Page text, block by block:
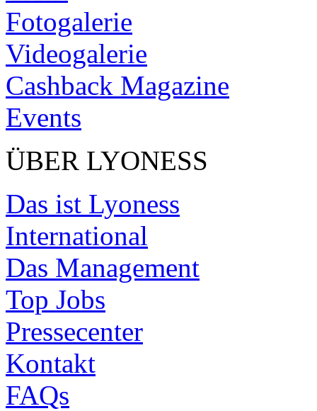
Fotogalerie
Videogalerie
Cashback Magazine
Events
ÜBER LYONESS
Das ist Lyoness
International
Das Management
Top Jobs
Pressecenter
Kontakt
FAQs